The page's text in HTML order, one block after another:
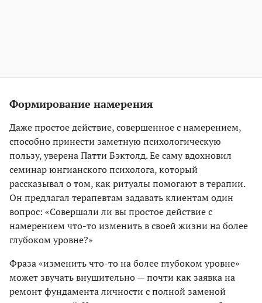
Формирование намерения
Даже простое действие, совершенное с намерением,
способно принести заметную психологическую
пользу, уверена Патти Бэктолд. Ее саму вдохновил
семинар юнгианского психолога, который
рассказывал о том, как ритуалы помогают в терапии.
Он предлагал терапевтам задавать клиентам один
вопрос: «Совершали ли вы простое действие с
намерением что-то изменить в своей жизни на более
глубоком уровне?»
Фраза «изменить что-то на более глубоком уровне»
может звучать внушительно — почти как заявка на
ремонт фундамента личности с полной заменой